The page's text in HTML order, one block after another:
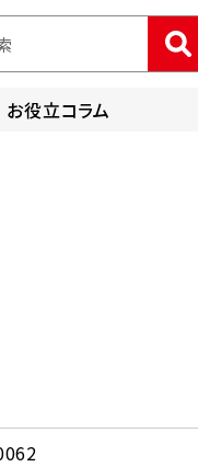
お役立コラム